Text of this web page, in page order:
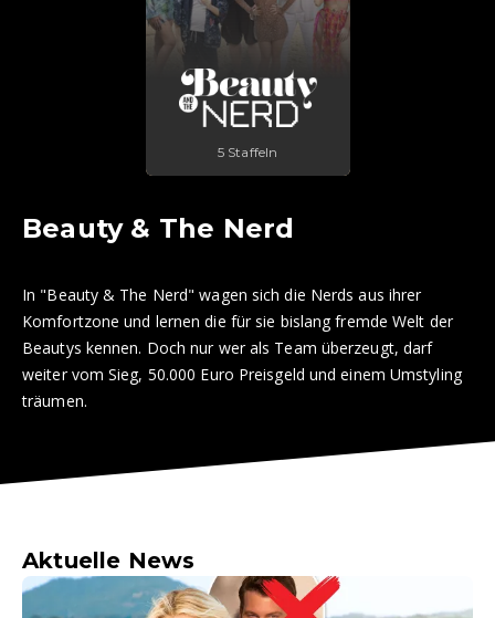
5 Staffeln
Beauty & The Nerd
In "Beauty & The Nerd" wagen sich die Nerds aus ihrer
Komfortzone und lernen die für sie bislang fremde Welt der
Beautys kennen. Doch nur wer als Team überzeugt, darf
weiter vom Sieg, 50.000 Euro Preisgeld und einem Umstyling
träumen.
Aktuelle News